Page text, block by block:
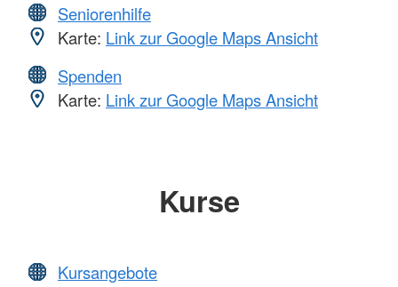
Seniorenhilfe
Karte: Link zur Google Maps Ansicht
Spenden
Karte: Link zur Google Maps Ansicht
Kurse
Kursangebote